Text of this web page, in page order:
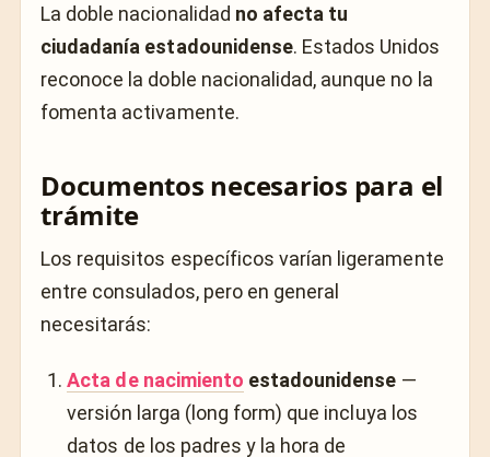
La doble nacionalidad no afecta tu
ciudadanía estadounidense. Estados Unidos
reconoce la doble nacionalidad, aunque no la
fomenta activamente.
Documentos necesarios para el
trámite
Los requisitos específicos varían ligeramente
entre consulados, pero en general
necesitarás:
Acta de nacimiento estadounidense —
versión larga (long form) que incluya los
datos de los padres y la hora de